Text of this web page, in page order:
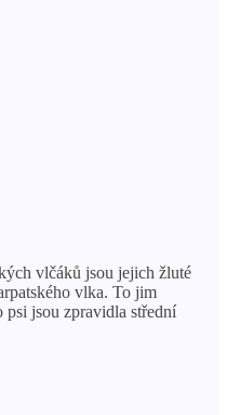
vlčáků jsou jejich žluté
vlka. To jim
jsou zpravidla střední